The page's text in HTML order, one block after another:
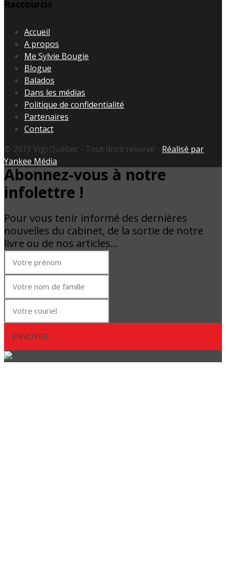
Raccourcis
Accueil
A propos
Me Sylvie Bougie
Blogue
Balados
Dans les médias
Politique de confidentialité
Partenaires
Contact
© 2019 Vigi Québec - Tout droit réservé - Réalisé par
Yankee Média
Abonnez-vous à notre
infolettre !
Pour vous tenir informé des dernières
nouvelles du cabinet, de la sortie de notre
livre ou de nos articles…
ENVOYER